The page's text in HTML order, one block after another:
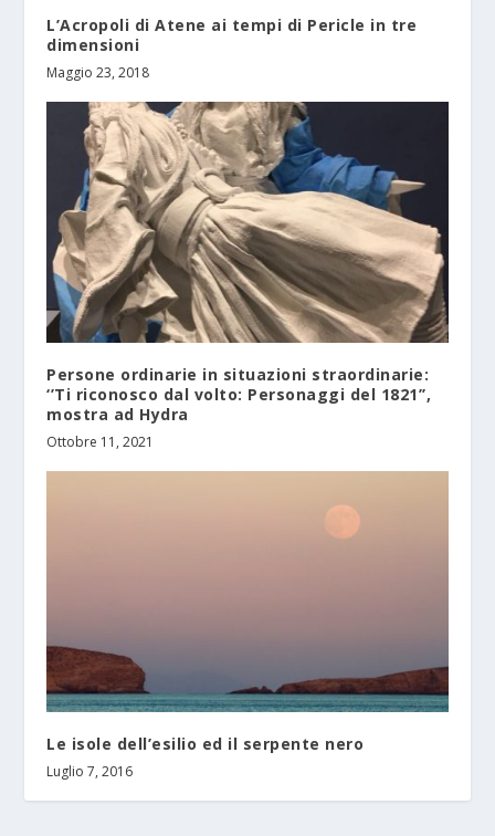
L’Acropoli di Atene ai tempi di Pericle in tre
dimensioni
Maggio 23, 2018
Persone ordinarie in situazioni straordinarie:
‘’Ti riconosco dal volto: Personaggi del 1821’’,
mostra ad Hydra
Ottobre 11, 2021
Le isole dell’esilio ed il serpente nero
Luglio 7, 2016